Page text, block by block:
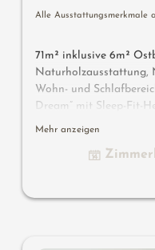
Alle Ausstattungsmerkmale
71m² inklusive 6m²
Naturholzausstattung,
Wohn- und
Dream” mit Sleep-Fit-
Sternenhimmel,
Arbeitstisch,
Mehr anzeigen